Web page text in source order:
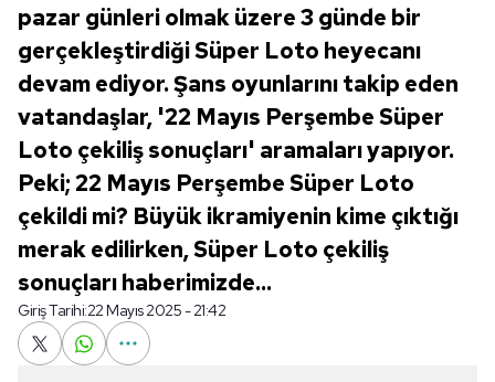
pazar günleri olmak üzere 3 günde bir
gerçekleştirdiği Süper Loto heyecanı
devam ediyor. Şans oyunlarını takip eden
vatandaşlar, '22 Mayıs Perşembe Süper
Loto çekiliş sonuçları' aramaları yapıyor.
Peki; 22 Mayıs Perşembe Süper Loto
çekildi mi? Büyük ikramiyenin kime çıktığı
merak edilirken, Süper Loto çekiliş
sonuçları haberimizde...
Giriş Tarihi:22 Mayıs 2025 - 21:42